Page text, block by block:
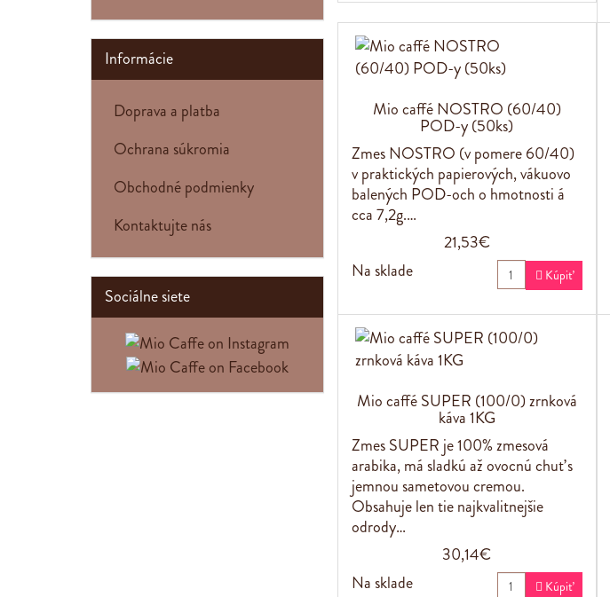
Mio caffé NOSTRO (60/40)
POD-y (50ks)
Zmes NOSTRO (v pomere 60/40)
v praktických papierových, vákuovo
balených POD-och o hmotnosti á
cca 7,2g.…
21,53€
Na sklade
 Kúpiť
Mio caffé SUPER (100/0) zrnková
káva 1KG
Zmes SUPER je 100% zmesová
arabika, má sladkú až ovocnú chuť s
jemnou sametovou cremou.
Obsahuje len tie najkvalitnejšie
odrody…
30,14€
Na sklade
 Kúpiť
Informácie
Doprava a platba
Ochrana súkromia
Obchodné podmienky
Kontaktujte nás
Sociálne siete